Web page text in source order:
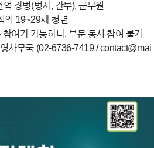
장병(병사, 간부), 군무원
의 19~29세 청년
여가 가능하나, 부문 동시 참여 불가
사무국 (02-6736-7419 / contact@mai